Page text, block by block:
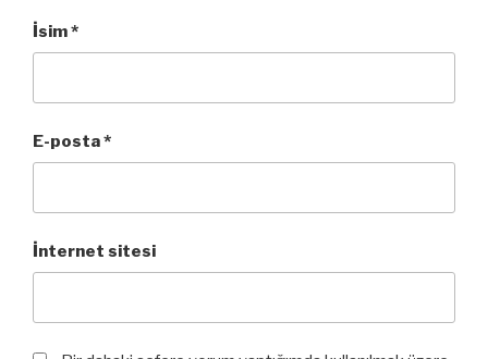
İsim*
E-posta*
İnternet sitesi